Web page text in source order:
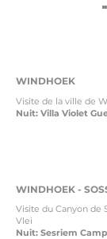
WINDHOEK
Visite de la ville de
Nuit: Villa Violet
WINDHOEK -
Visite du Canyon de
Vlei
Nuit: Sesriem